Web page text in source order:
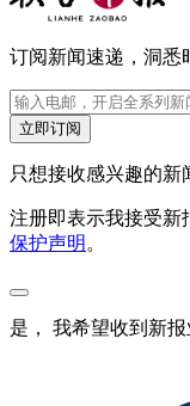
订阅新闻速递，洞悉
立即订阅
只想接收感兴趣的新
注册即表示我接受新
保护声明 。
是， 我希望收到新